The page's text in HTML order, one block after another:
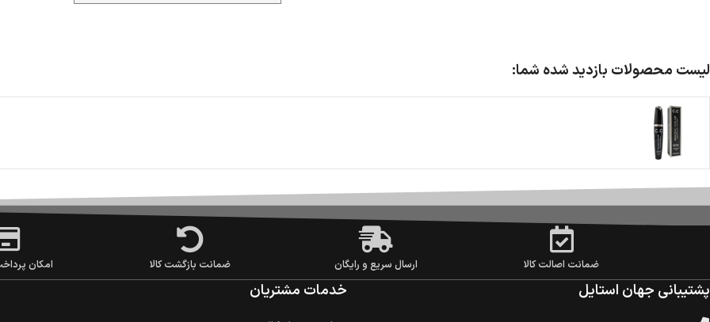
لیست محصولات بازدید شده شما:
ضمانت اصالت کالا ارسال سریع و رایگان ضمانت بازگشت کالا امکان
پشتیبانی جهان استایل خدمات مشتریان